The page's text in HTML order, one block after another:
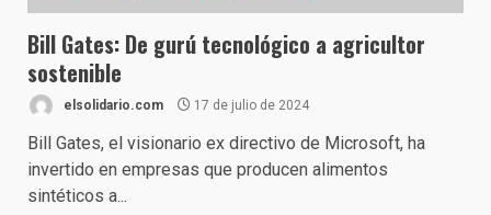
Bill Gates: De gurú tecnológico a agricultor
sostenible
elsolidario.com 17 de julio de 2024
Bill Gates, el visionario ex directivo de Microsoft, ha
invertido en empresas que producen alimentos
sintéticos a...